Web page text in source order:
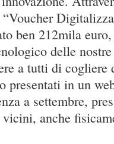
ben 212mila
delle
a tutti di cogliere
presentati in un
a settembre,
anche